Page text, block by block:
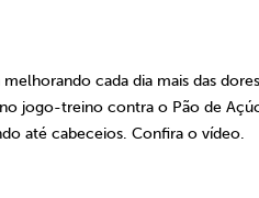
cada dia mais das
jogo-treino contra o Pão de
até cabeceios. Confira o vídeo.